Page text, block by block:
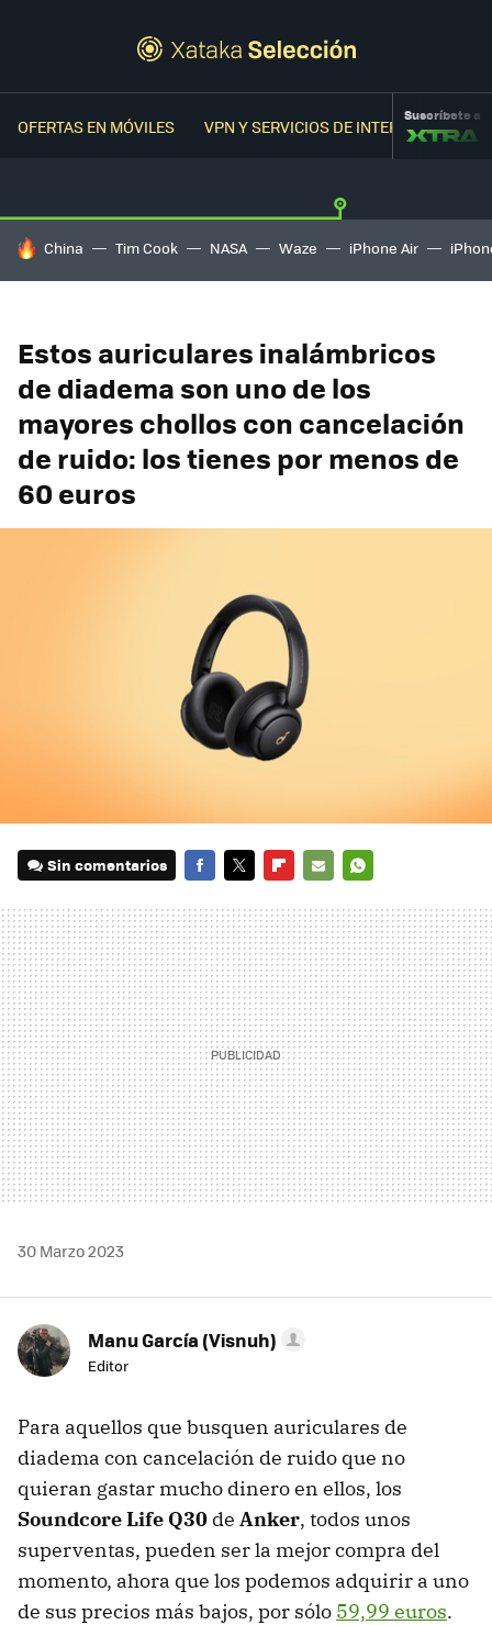
OFERTAS EN MÓVILES VPN Y SERVICIOS DE INTERNETSuscríbete a
HOY SE HABLA DE
China Tim Cook NASA Waze iPhone Air
Estos auriculares inalámbricos
de diadema son uno de los
mayores chollos con cancelación
de ruido: los tienes por menos de
60 euros
Sin comentarios
MAIL
30 Marzo 2023
Manu García (Visnuh)
Editor
Para aquellos que busquen auriculares de
diadema con cancelación de ruido que no
quieran gastar mucho dinero en ellos, los
Soundcore Life Q30 de Anker, todos unos
superventas, pueden ser la mejor compra del
momento, ahora que los podemos adquirir a uno
de sus precios más bajos, por sólo 59,99 euros.